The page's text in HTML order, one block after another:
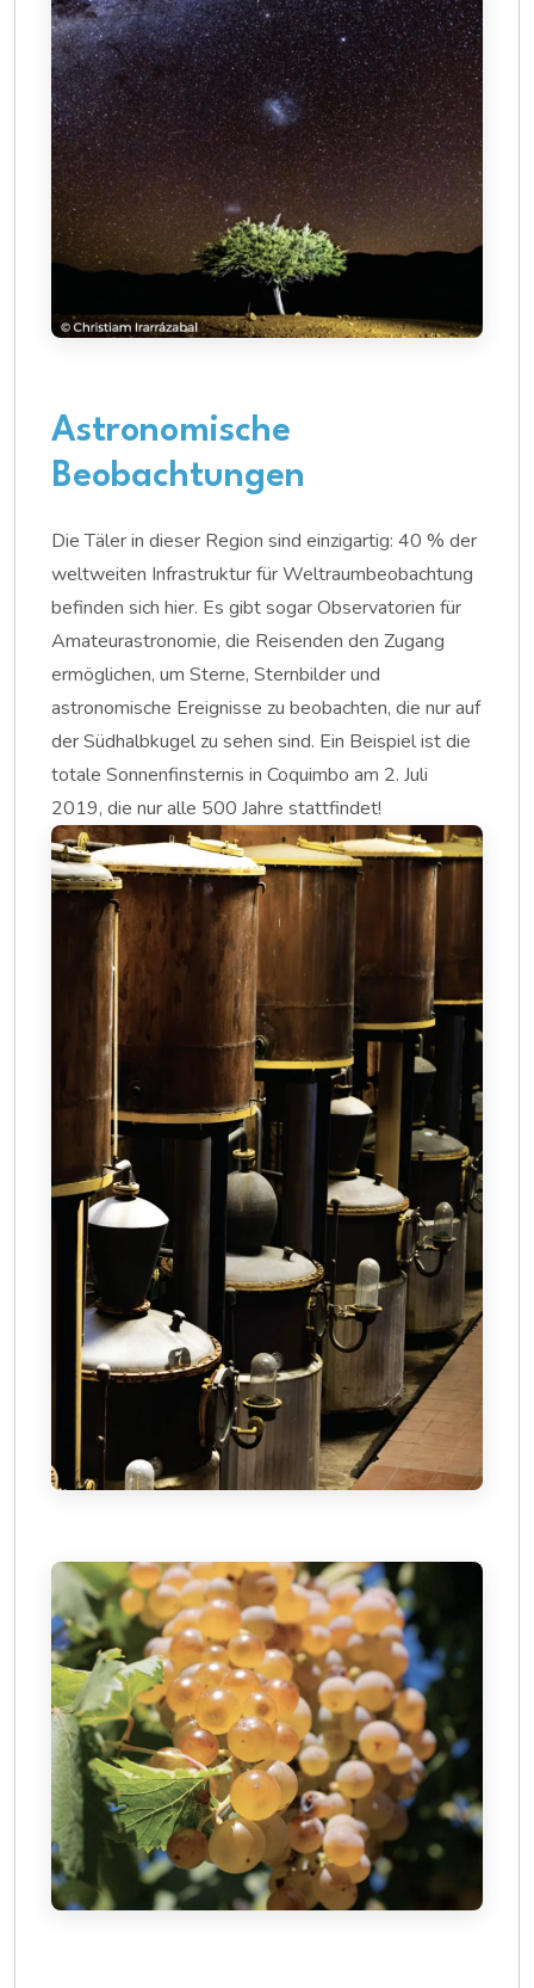
Astronomische
Beobachtungen
Die Täler in dieser Region sind einzigartig: 40 % der
weltweiten Infrastruktur für Weltraumbeobachtung
befinden sich hier. Es gibt sogar Observatorien für
Amateurastronomie, die Reisenden den Zugang
ermöglichen, um Sterne, Sternbilder und
astronomische Ereignisse zu beobachten, die nur auf
der Südhalbkugel zu sehen sind. Ein Beispiel ist die
totale Sonnenfinsternis in Coquimbo am 2. Juli
2019, die nur alle 500 Jahre stattfindet!